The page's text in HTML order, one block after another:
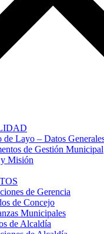
de Layo – Datos
de Gestión Municipal
Misión
de Gerencia
de Concejo
Municipales
de Alcaldía